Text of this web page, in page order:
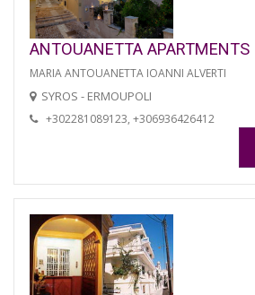
ANTOUANETTA APARTMENTS
MARIA ANTOUANETTA IOANNI ALVERTI
SYROS - ERMOUPOLI
+302281089123, +306936426412